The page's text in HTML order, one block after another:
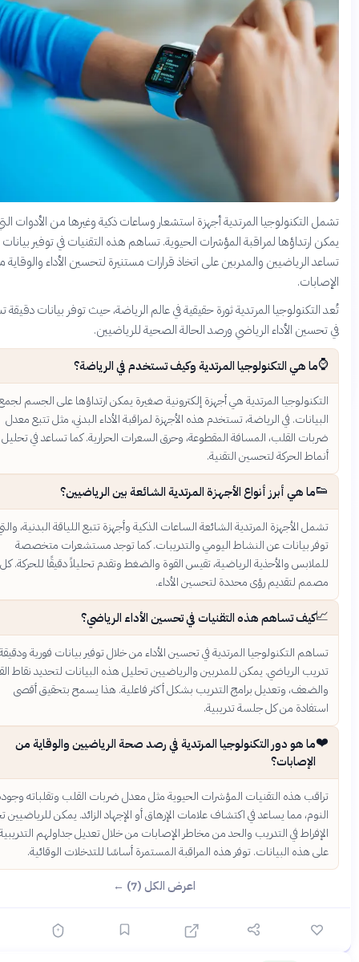
المرتدية أجهزة استشعار وساعات ذكية وغيرها من الأدوات التي
لمراقبة المؤشرات الحيوية. تساهم هذه التقنيات في توفير بيانات قيمة
الرياضيين والمدربين على اتخاذ قرارات مستنيرة لتحسين الأداء والوقاية من
المرتدية ثورة حقيقية في عالم الرياضة، حيث توفر بيانات دقيقة تساهم
الأداء الرياضي ورصد الحالة الصحية للرياضيين.
هي التكنولوجيا المرتدية وكيف تستخدم في الرياضة؟
المرتدية هي أجهزة إلكترونية صغيرة يمكن ارتداؤها على الجسم لجمع
في الرياضة، تستخدم هذه الأجهزة لمراقبة الأداء البدني، مثل تتبع معدل
القلب، المسافة المقطوعة، وحرق السعرات الحرارية. كما تساعد في تحليل
الحركة لتحسين التقنية.
ما هي أبرز أنواع الأجهزة المرتدية الشائعة بين الرياضيين؟
الأجهزة المرتدية الشائعة الساعات الذكية وأجهزة تتبع اللياقة البدنية، والتي
بيانات عن النشاط اليومي والتدريبات. كما توجد مستشعرات متخصصة
والأحذية الرياضية، تقيس القوة والضغط وتقدم تحليلاً دقيقًا للحركة. كل نوع
لتقديم رؤى محددة لتحسين الأداء.
كيف تساهم هذه التقنيات في تحسين الأداء الرياضي؟
التكنولوجيا المرتدية في تحسين الأداء من خلال توفير بيانات فورية ودقيقة عن
الرياضي. يمكن للمدربين والرياضيين تحليل هذه البيانات لتحديد نقاط القوة
وتعديل برامج التدريب بشكل أكثر فاعلية. هذا يسمح بتحقيق أقصى
من كل جلسة تدريبية.
ما هو دور التكنولوجيا المرتدية في رصد صحة الرياضيين والوقاية من
الإصابات؟
هذه التقنيات المؤشرات الحيوية مثل معدل ضربات القلب وتقلباته وجودة
مما يساعد في اكتشاف علامات الإرهاق أو الإجهاد الزائد. يمكن للرياضيين تجنب
في التدريب والحد من مخاطر الإصابات من خلال تعديل جداولهم التدريبية بناءً
هذه البيانات. توفر هذه المراقبة المستمرة أساسًا للتدخلات الوقائية.
اعرض الكل (7) ←